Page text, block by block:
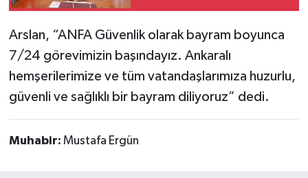
Arslan, “ANFA Güvenlik olarak bayram boyunca
7/24 görevimizin başındayız. Ankaralı
hemşerilerimize ve tüm vatandaşlarımıza huzurlu,
güvenli ve sağlıklı bir bayram diliyoruz” dedi.
Muhabir: Mustafa Ergün